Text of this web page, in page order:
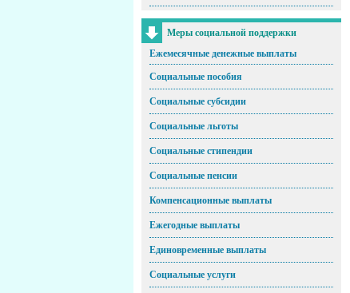
Меры социальной поддержки
Ежемесячные денежные выплаты
Социальные пособия
Социальные субсидии
Социальные льготы
Социальные стипендии
Социальные пенсии
Компенсационные выплаты
Ежегодные выплаты
Единовременные выплаты
Социальные услуги